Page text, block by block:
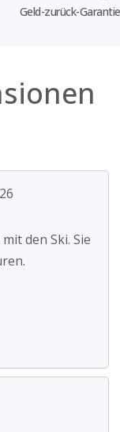
Geld-zurück-Garantie
den Ski. Sie